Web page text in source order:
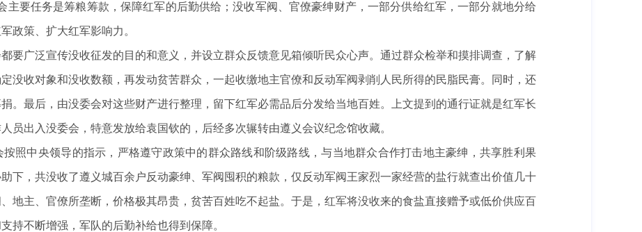
主要任务是筹粮筹款，保障红军的后勤供给；没收军阀、官僚豪绅财产，一部分供给红军，一部分就地分给
政策、扩大红军影响力。
要广泛宣传没收征发的目的和意义，并设立群众反馈意见箱倾听民众心声。通过群众检举和摸排调查，了解
没收对象和没收数额，再发动贫苦群众，一起收缴地主官僚和反动军阀剥削人民所得的民脂民膏。同时，还
。最后，由没委会对这些财产进行整理，留下红军必需品后分发给当地百姓。上文提到的通行证就是红军长
员出入没委会，特意发放给袁国钦的，后经多次辗转由遵义会议纪念馆收藏。
照中央领导的指示，严格遵守政策中的群众路线和阶级路线，与当地群众合作打击地主豪绅，共享胜利果
下，共没收了遵义城百余户反动豪绅、军阀囤积的粮款，仅反动军阀王家烈一家经营的盐行就查出价值几十
地主、官僚所垄断，价格极其昂贵，贫苦百姓吃不起盐。于是，红军将没收来的食盐直接赠予或低价供应百
持不断增强，军队的后勤补给也得到保障。